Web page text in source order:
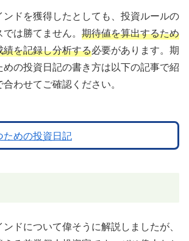
ドを獲得したとしても、投資ルールの
は勝てません。 期待値を算出するため
を記録し分析する必要があります。期
の投資日記の書き方は以下の記事で紹
わせてご確認ください。
めの投資日記
ドについて偉そうに解説しましたが、